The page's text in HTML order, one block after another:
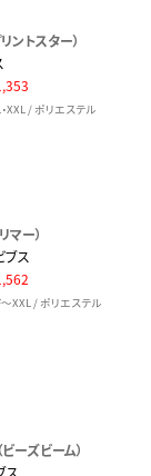
ントスター）
XXL / ポリエステル
ー）
ブス
XXL / ポリエステル
ーズビーム）
ス